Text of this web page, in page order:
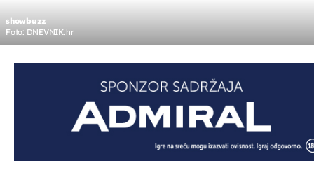
showbuzz
Foto: DNEVNIK.hr